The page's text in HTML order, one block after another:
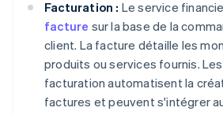
Facturation : Le service
facture sur la base de la
client. La facture détaille les
produits ou services fournis.
facturation automatisent la
factures et peuvent s'intégrer